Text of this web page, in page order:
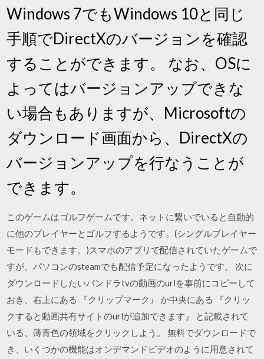
Windows 7でもWindows 10と同じ
手順でDirectXのバージョンを確認
することができます。 なお、OSに
よってはバージョンアップできな
い場合もありますが、Microsoftの
ダウンロード画面から、DirectXの
バージョンアップを行なうことが
できます。
このゲームはゴルフゲームです。ネットに繋いでいると自動的
に他のプレイヤーとゴルフするようです。(シングルプレイヤー
モードもできます。)スマホのアプリで配信されていたゲームで
すが、パソコンのsteamでも配信予定になったようです。 次に
ダウンロードしたいパンドラtvの動画のurlを事前にコピーして
おき、右上にある 『クリップマーク』 か中央にある 『クリッ
クすると動画共有サイトのurlが追加できます』 と記載されて
いる、薄青色の領域をクリックしよう。 無料でダウンロードで
き、いくつかの機能はオンデマンドビデオのように用意されて